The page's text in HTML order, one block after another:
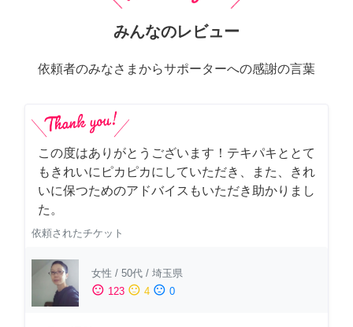
みんなのレビュー
依頼者のみなさまからサポーターへの感謝の言葉
この度はありがとうございます！テキパキととて
もきれいにピカピカにしていただき、また、きれ
いに保つためのアドバイスもいただき助かりまし
た。
依頼されたチケット
女性 / 50代 / 埼玉県
sentiment_satisfied 123 sentiment_neutral 4 sentiment_dissatisfied 0